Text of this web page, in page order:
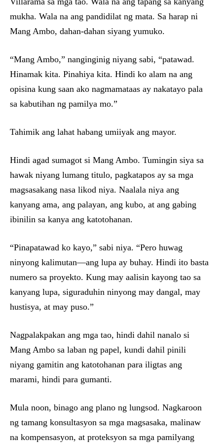
mukha. Wala na ang pandidilat ng mata. Sa harap ni
Mang Ambo, dahan-dahan siyang yumuko.
“Mang Ambo,” nanginginig niyang sabi, “patawad.
Hinamak kita. Pinahiya kita. Hindi ko alam na ang
opisina kung saan ako nagmamataas ay nakatayo pala
sa kabutihan ng pamilya mo.”
Tahimik ang lahat habang umiiyak ang mayor.
Hindi agad sumagot si Mang Ambo. Tumingin siya sa
hawak niyang lumang titulo, pagkatapos ay sa mga
magsasakang nasa likod niya. Naalala niya ang
kanyang ama, ang palayan, ang kubo, at ang gabing
ibinilin sa kanya ang katotohanan.
“Pinapatawad ko kayo,” sabi niya. “Pero huwag
ninyong kalimutan—ang lupa ay buhay. Hindi ito basta
numero sa proyekto. Kung may aalisin kayong tao sa
kanyang lupa, siguraduhin ninyong may dangal, may
hustisya, at may puso.”
Nagpalakpakan ang mga tao, hindi dahil nanalo si
Mang Ambo sa laban ng papel, kundi dahil pinili
niyang gamitin ang katotohanan para iligtas ang
marami, hindi para gumanti.
Mula noon, binago ang plano ng lungsod. Nagkaroon
ng tamang konsultasyon sa mga magsasaka, malinaw
na kompensasyon, at proteksyon sa mga pamilyang